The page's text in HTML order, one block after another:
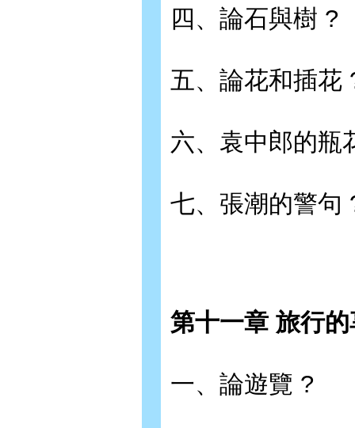
四、論石與樹 ?
五、論花和插花
六、袁中郎的瓶
七、張潮的警句
第十一章 旅行
一、論遊覽 ?